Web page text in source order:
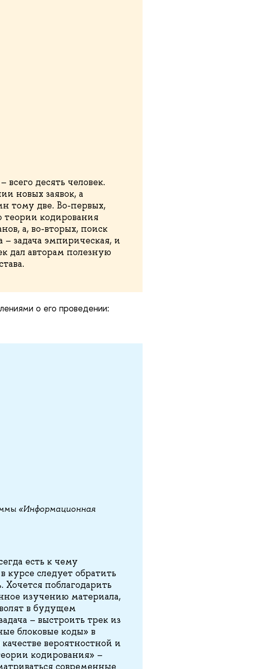
десять человек.
новых заявок, а
тому две. Во-первых,
кодирования
а, во-вторых, поиск
– задача эмпирическая, и
дал авторам полезную
о его проведении:
«Информационная
есть к чему
курсе следует обратить
поблагодарить
изучению материала,
в будущем
– выстроить трек из
блоковые коды» в
вероятностной и
кодирования» –
современные